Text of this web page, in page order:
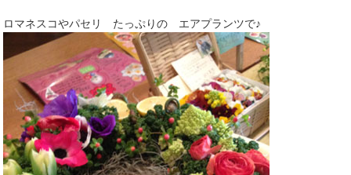
ロマネスコやパセリ たっぷりの エアプランツで♪